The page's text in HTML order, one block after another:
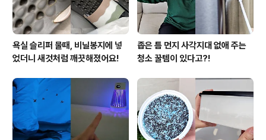
욕실 슬리퍼 물때, 비닐봉지에 넣
었더니 새것처럼 깨끗해졌어요!
좁은 틈 먼지 사각지대 없애 주는
청소 꿀템이 있다고?!